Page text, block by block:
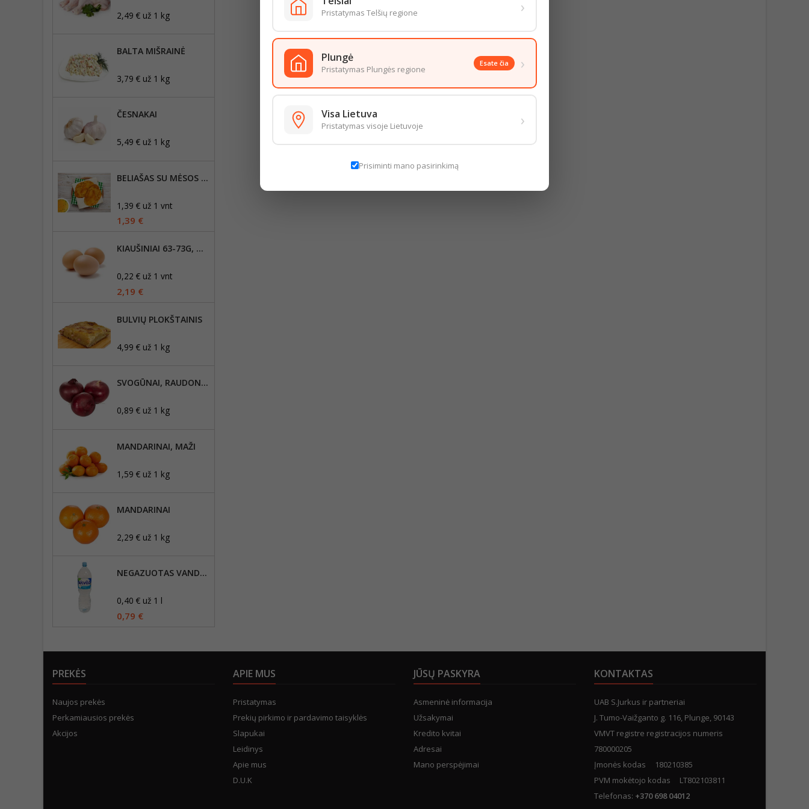
2,49 € už 1 kg
BALTA MIŠRAINĖ
3,79 € už 1 kg
ČESNAKAI
5,49 € už 1 kg
BELIAŠAS SU MĖSOS ĮDARU 1VNT
1,39 € už 1 vnt
1,39 €
KIAUŠINIAI 63-73G, DYDIS L,10VNT
0,22 € už 1 vnt
2,19 €
BULVIŲ PLOKŠTAINIS
4,99 € už 1 kg
SVOGŪNAI, RAUDONIEJI
0,89 € už 1 kg
MANDARINAI, MAŽI
1,59 € už 1 kg
MANDARINAI
2,29 € už 1 kg
NEGAZUOTAS VANDUO AKVILĖ, 2L
0,40 € už 1 l
0,79 €
PREKĖS
Naujos prekės
Perkamiausios prekės
Akcijos
APIE MUS
Pristatymas
Prekių pirkimo ir pardavimo taisyklės
Slapukai
Leidinys
Apie mus
D.U.K
JŪSŲ PASKYRA
Asmeninė informacija
Užsakymai
Kredito kvitai
Adresai
Mano perspėjimai
KONTAKTAS
UAB S.Jurkus ir partneriai
J. Tumo-Vaižganto g. 116, Plunge, 90143
VMVT registre registracijos numeris
780000205
Įmonės kodas 180210385
PVM mokėtojo kodas LT802103811
Telefonas: +370 698 04012
Pristatymas Telšių regione ›
Plungė
Pristatymas Plungės regione
Esate čia ›
Visa Lietuva
Pristatymas visoje Lietuvoje ›
Prisiminti mano pasirinkimą